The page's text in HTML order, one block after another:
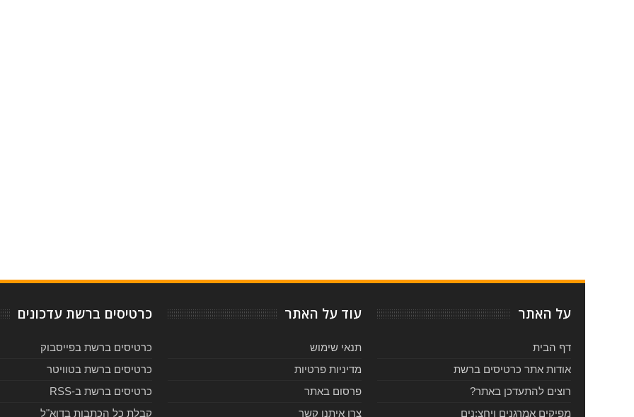
על האתר
דף הבית
אודות אתר כרטיסים ברשת
רוצים להתעדכן באתר?
מפיקים אמרגנים ויחצ:נים
עוד על האתר
תנאי שימוש
מדיניות פרטיות
פרסום באתר
צרו איתנו קשר
כרטיסים ברשת עדכונים
כרטיסים ברשת בפייסבוק
כרטיסים ברשת בטוויטר
כרטיסים ברשת ב-RSS
קבלת כל הכתבות בדוא"ל